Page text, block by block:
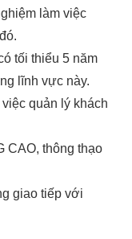
làm việc
tối thiểu 5 năm
lĩnh vực này.
quản lý khách
CAO, thông thạo
giao tiếp với